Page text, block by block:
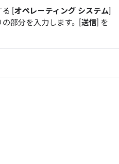
る [オペレーティング システム]
部分を入力します。[送信] を